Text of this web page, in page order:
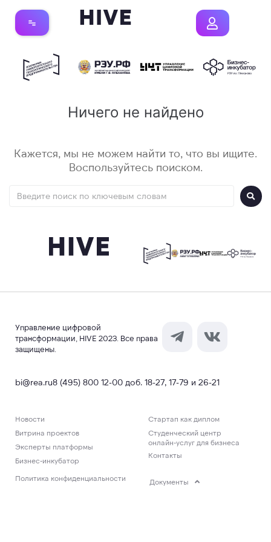
Ничего не найдено
Кажется, мы не можем найти то, что вы ищите.
Воспользуйтесь поиском.
Управление цифровой
трансформации, HIVE 2023. Все права
защищены.
bi@rea.ru8 (495) 800 12-00 доб. 18-27, 17-79 и 26-21
Новости
Витрина проектов
Эксперты платформы
Бизнес-инкубатор
Стартап как диплом
Студенческий центр
онлайн-услуг для бизнеса
Контакты
Политика конфиденциальности Документы